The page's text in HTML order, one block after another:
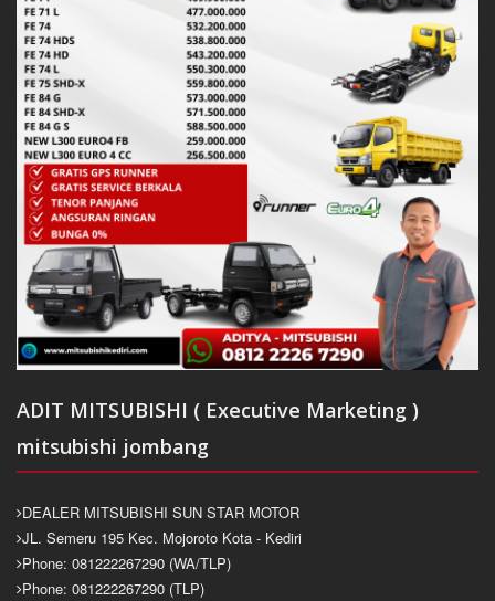
ADIT MITSUBISHI ( Executive Marketing )
mitsubishi jombang
DEALER MITSUBISHI SUN STAR MOTOR
JL. Semeru 195 Kec. Mojoroto Kota - Kediri
Phone: 081222267290 (WA/TLP)
Phone: 081222267290 (TLP)